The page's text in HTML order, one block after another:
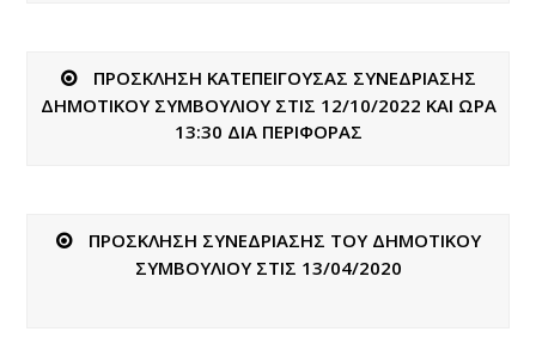
ΠΡΟΣΚΛΗΣΗ ΚΑΤΕΠΕΙΓΟΥΣΑΣ ΣΥΝΕΔΡΙΑΣΗΣ
ΔΗΜΟΤΙΚΟΥ ΣΥΜΒΟΥΛΙΟΥ ΣΤΙΣ 12/10/2022 ΚΑΙ ΩΡΑ
13:30 ΔΙΑ ΠΕΡΙΦΟΡΑΣ
ΠΡΟΣΚΛΗΣΗ ΣΥΝΕΔΡΙΑΣΗΣ ΤΟΥ ΔΗΜΟΤΙΚΟΥ
ΣΥΜΒΟΥΛΙΟΥ ΣΤΙΣ 13/04/2020